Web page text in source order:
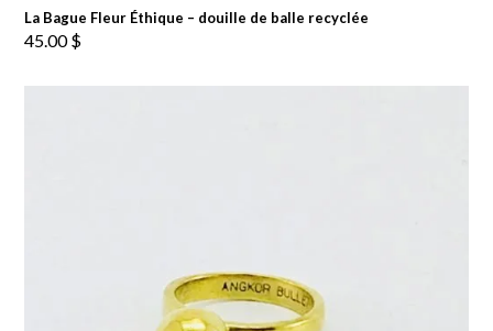
La Bague Fleur Éthique – douille de balle recyclée
45.00$